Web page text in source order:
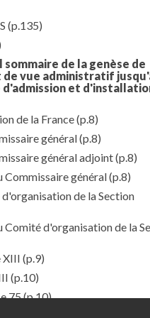
(p.135)
sommaire de la genèse de
de vue administratif
et
de la France(p.8)
général(p.8)
général adjoint(p.8)
Commissaire général(p.8)
de la Section
Comité d'organisation de la
XIII (p.9)
(p.10)
75(p.10)